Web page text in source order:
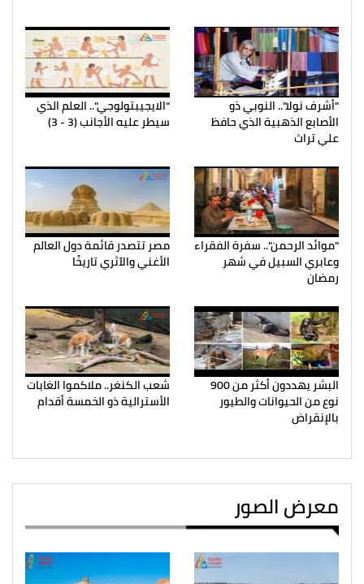
"أشرف نولا".. النوبي ذو
الأصابع الذهبية الذي حافظ
علي تراث
"الايجيبتولوجي".. العلم الذي
سيطر عليه الأجانب (3 - 3)
"موائد الرحمن".. سفرة الفقراء
وعابري السبيل في شهر
رمضان
مصر تتصدر قائمة دول العالم
الأغني والآثري تاريخًا
البشر يهددون أكثر من 900
نوع من الحيوانات والطيور
بالإنقراض
شعب الكنغر.. ملاكموا الغابات
الأسترالية ذو الخمسة أقدام
معرض الصور